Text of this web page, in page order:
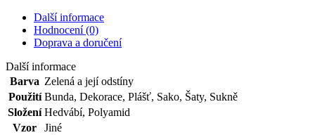
Další informace
Hodnocení (0)
Doprava a doručení
Další informace
Barva Zelená a její odstíny
Použití Bunda, Dekorace, Plášť, Sako, Šaty, Sukně
Složení Hedvábí, Polyamid
Vzor
Jiné